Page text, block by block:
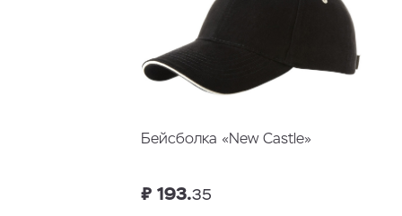
Бейсболка «New Castle»
₽ 193.35